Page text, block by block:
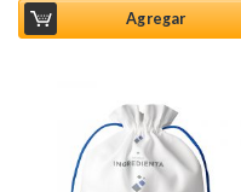
3.00
de 5
Agregar